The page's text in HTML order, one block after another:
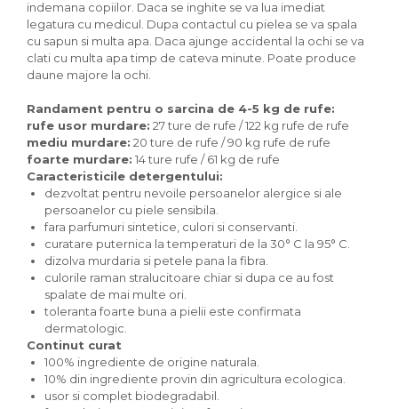
Superalimente bio
Uleiuri, grasimi si otet
Grasimi bio
Ulei bio
Ulei de masline bio
Uleiuri esentiale alimentare bio
Uleiuri Oxyguard
indemana copiilor. Daca se inghite se va lua imediat
legatura cu medicul. Dupa contactul cu pielea se va spala
cu sapun si multa apa. Daca ajunge accidental la ochi se va
clati cu multa apa timp de cateva minute. Poate produce
daune majore la ochi.
Randament pentru o sarcina de 4-5 kg ​​de rufe:
rufe usor murdare: 27 ture de rufe / 122 kg rufe de rufe
mediu murdare: 20 ture de rufe / 90 kg rufe de rufe
foarte murdare: 14 ture rufe / 61 kg de rufe
Caracteristicile detergentului:
dezvoltat pentru nevoile persoanelor alergice si ale
persoanelor cu piele sensibila.
fara parfumuri sintetice, culori si conservanti.
curatare puternica la temperaturi de la 30° C la 95° C.
dizolva murdaria si petele pana la fibra.
culorile raman stralucitoare chiar si dupa ce au fost
spalate de mai multe ori.
toleranta foarte buna a pielii este confirmata
dermatologic.
Continut curat
100% ingrediente de origine naturala.
10% din ingrediente provin din agricultura ecologica.
usor si complet biodegradabil.